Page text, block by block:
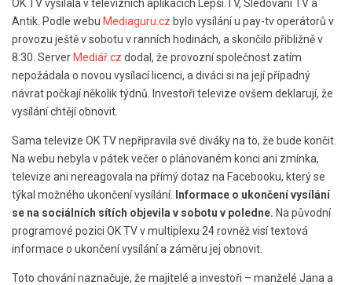
OK TV vysílala v televizních aplikacích Lepší.TV, Sledování TV a
Antik. Podle webu Mediaguru.cz bylo vysílání u pay-tv operátorů v
provozu ještě v sobotu v ranních hodinách, a skončilo přibližně v
8:30. Server Mediář.cz dodal, že provozní společnost zatím
nepožádala o novou vysílací licenci, a diváci si na její případný
návrat počkají několik týdnů. Investoři televize ovšem deklarují, že
vysílání chtějí obnovit.
Sama televize OK TV nepřipravila své diváky na to, že bude končit.
Na webu nebyla v pátek večer o plánovaném konci ani zmínka,
televize ani nereagovala na přímý dotaz na Facebooku, který se
týkal možného ukončení vysílání.
Informace o ukončení vysílání
se na sociálních sítích objevila v sobotu v poledne. Na původní
programové pozici OK TV v multiplexu 24 rovněž visí textová
informace o ukončení vysílání a záměru jej obnovit.
Toto chování naznačuje, že majitelé a investoři – manželé Jana a